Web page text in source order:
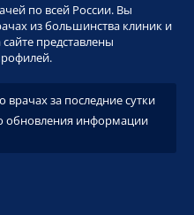
по всей России. Вы
из большинства клиник и
представлены
за последние сутки
обновления информации